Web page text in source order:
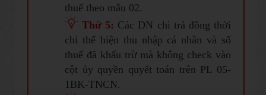
thuế theo mẫu 02.
Thứ 5: Các DN chi trả đồng thời
chỉ thể hiện thu nhập cá nhân và số
thuế đã khấu trừ mà không check vào
cột ủy quyền quyết toán trên PL 05-
1BK-TNCN.